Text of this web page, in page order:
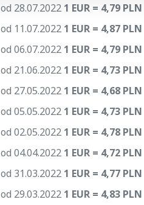
od 28.07.2022 1 EUR = 4,79 PLN
od 11.07.2022 1 EUR = 4,87 PLN
od 06.07.2022 1 EUR = 4,79 PLN
od 21.06.2022 1 EUR = 4,73 PLN
od 27.05.2022 1 EUR = 4,68 PLN
od 05.05.2022 1 EUR = 4,73 PLN
od 02.05.2022 1 EUR = 4,78 PLN
od 04.04.2022 1 EUR = 4,72 PLN
od 31.03.2022 1 EUR = 4,77 PLN
od 29.03.2022 1 EUR = 4,83 PLN